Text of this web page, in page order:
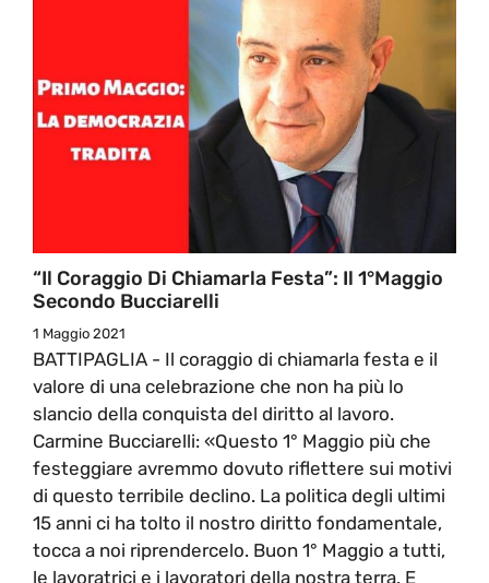
“Il Coraggio Di Chiamarla Festa”: Il 1°Maggio
Secondo Bucciarelli
1 Maggio 2021
BATTIPAGLIA - Il coraggio di chiamarla festa e il
valore di una celebrazione che non ha più lo
slancio della conquista del diritto al lavoro.
Carmine Bucciarelli: «Questo 1° Maggio più che
festeggiare avremmo dovuto riflettere sui motivi
di questo terribile declino. La politica degli ultimi
15 anni ci ha tolto il nostro diritto fondamentale,
tocca a noi riprendercelo. Buon 1° Maggio a tutti,
le lavoratrici e i lavoratori della nostra terra. E